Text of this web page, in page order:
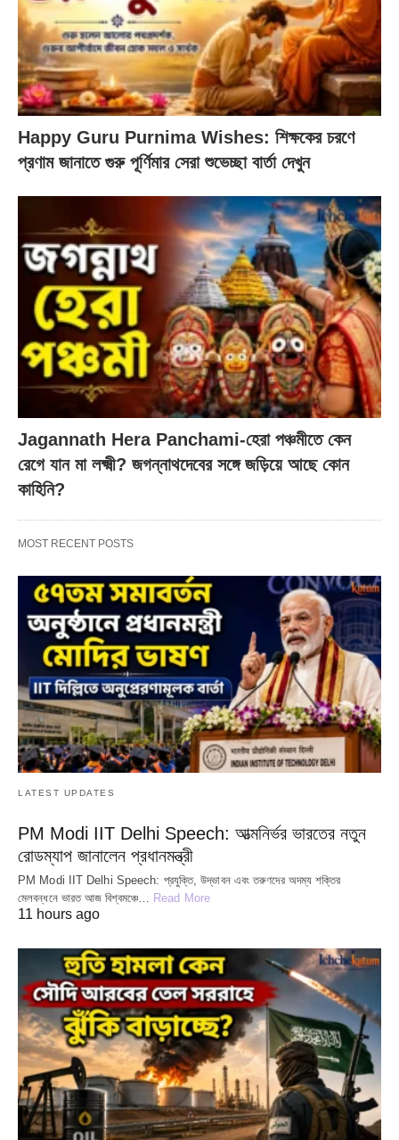
Happy Guru Purnima Wishes: শিক্ষকের চরণে
প্রণাম জানাতে গুরু পূর্ণিমার সেরা শুভেচ্ছা বার্তা দেখুন
Jagannath Hera Panchami-হেরা পঞ্চমীতে কেন
রেগে যান মা লক্ষ্মী? জগন্নাথদেবের সঙ্গে জড়িয়ে আছে কোন
কাহিনি?
MOST RECENT POSTS
LATEST UPDATES
PM Modi IIT Delhi Speech: আত্মনির্ভর ভারতের নতুন
রোডম্যাপ জানালেন প্রধানমন্ত্রী
PM Modi IIT Delhi Speech: প্রযুক্তি, উদ্ভাবন এবং তরুণদের অদম্য শক্তির
মেলবন্ধনে ভারত আজ বিশ্বমঞ্চে… Read More
11 hours ago